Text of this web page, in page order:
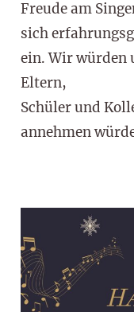
Freude am
sich
ein. Wir würden
Eltern,
Schüler und
annehmen